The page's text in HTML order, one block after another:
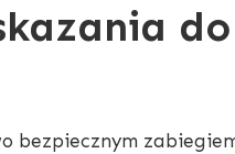
bezpiecznym